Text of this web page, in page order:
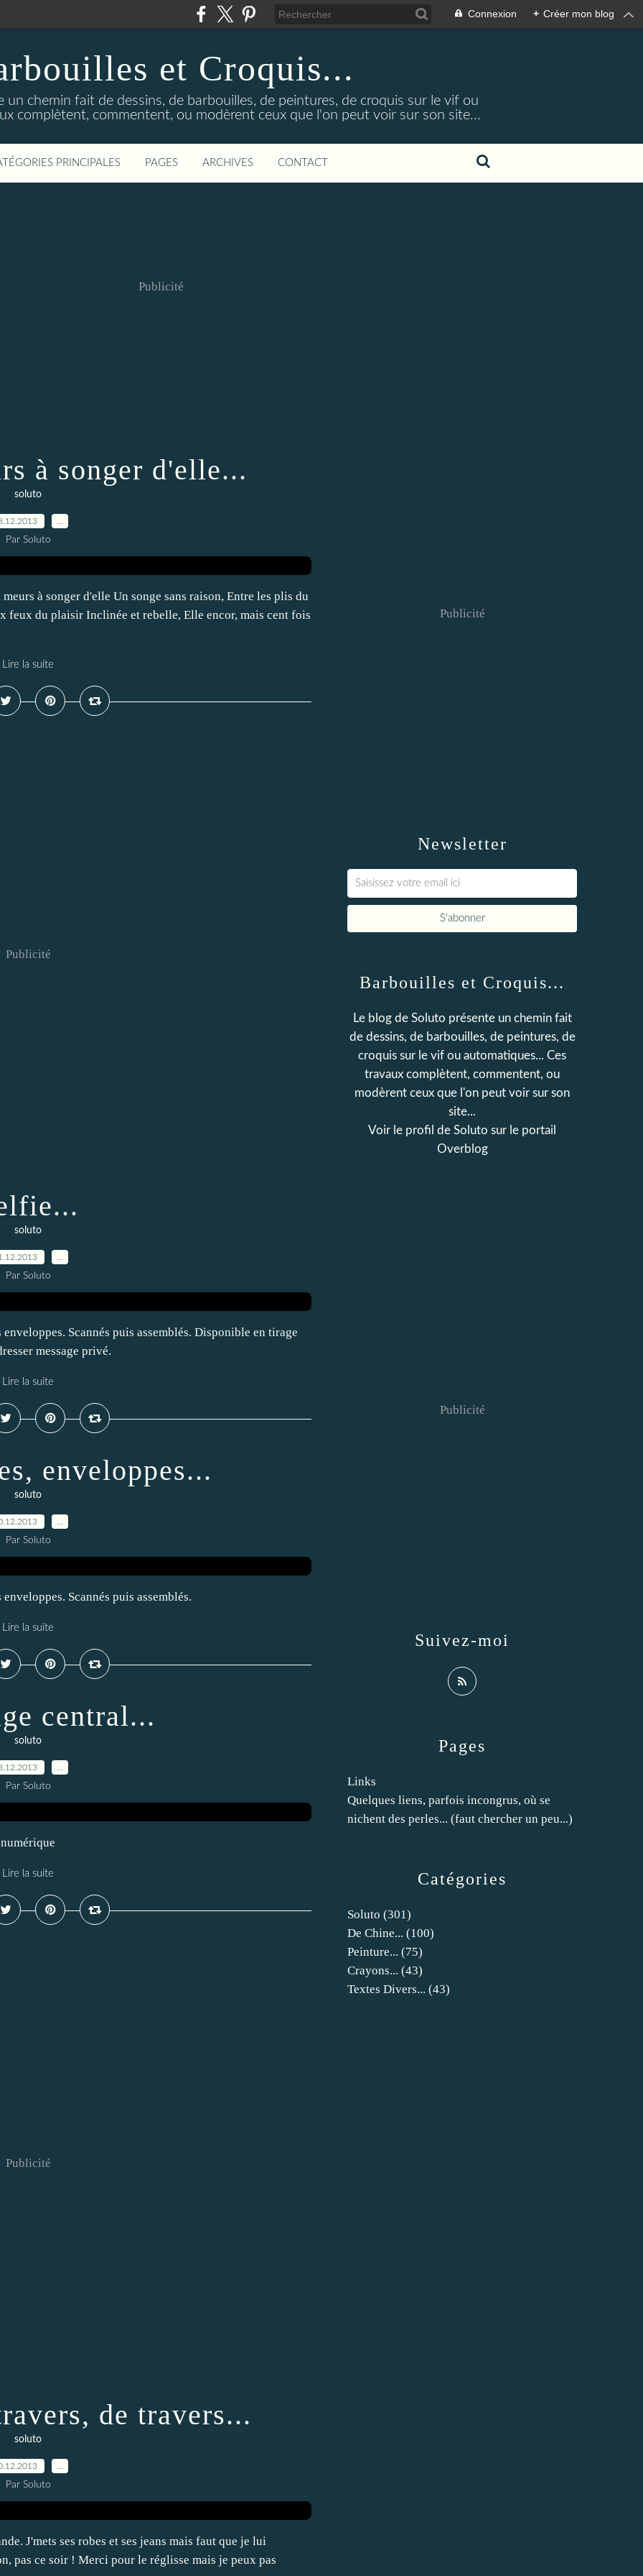
Connexion + Créer mon blog
et Croquis...
un chemin fait de dessins, de barbouilles, de peintures, de croquis sur le vif ou
complètent, commentent, ou modèrent ceux que l'on peut voir sur son site...
PRINCIPALES PAGES ARCHIVES CONTACT
Publicité
à songer d'elle...
soluto
Par Soluto
à songer d'elle Un songe sans raison, Entre les plis du
feux du plaisir Inclinée et rebelle, Elle encor, mais cent fois
Lire la suite
Publicité
soluto
Par Soluto
Scannés puis assemblés. Disponible en tirage
message privé.
Lire la suite
enveloppes...
soluto
Par Soluto
Scannés puis assemblés.
Lire la suite
central...
soluto
Par Soluto
Lire la suite
Publicité
de travers...
soluto
Par Soluto
J'mets ses robes et ses jeans mais faut que je lui
pas ce soir ! Merci pour le réglisse mais je peux pas
Newsletter
Publicité
Catégories
Soluto (301)
De Chine... (100)
Peinture... (75)
Crayons... (43)
Textes Divers... (43)
Pages
Links
Quelques liens, parfois incongrus, où se
nichent des perles... (faut chercher un peu...)
Barbouilles et Croquis...
Le blog de Soluto présente un chemin fait
de dessins, de barbouilles, de peintures, de
croquis sur le vif ou automatiques... Ces
travaux complètent, commentent, ou
modèrent ceux que l'on peut voir sur son
site...
Voir le profil de Soluto sur le portail
Overblog
Suivez-moi
Publicité